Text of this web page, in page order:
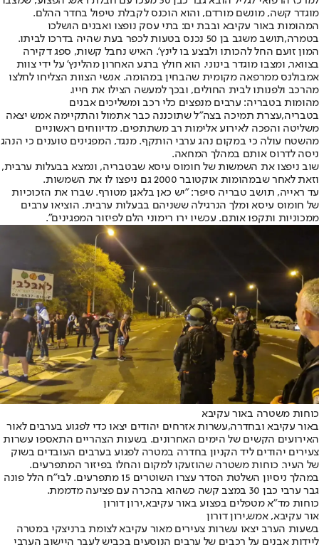
מוגדר קשה, מונשם מורדם, והוא הוכנס לקבלת טיפול בחדר ההלם.
המהומות באור עקיבא ובבת ים: בתי עסק נופצו ואבנים הושלכו
בטמרה,
תושב משגב בן 50 נכנס בטעות לכפר בעת שהיה בדרכו לביתו.
המון זועם החל להכותו ולבצע בו לינץ'. האיש נחבל קשות, ספג דקירה
בצוואר, ומצבו מוגדר בינוני. הוא חולץ ברגע האחרון מהלינץ' על ידי צוות
אמבולנס ממרפאה מקומית שהבחין במהומה. אנשי הצוות הצליחו לחלצו
מהרכב ולפנותו לבית החולים, ובכך למעשה הצילו את חייו.
מהומות בטבריה: ערבים מנפצים כלי רכב ומשליכים אבנים
בטבריה,עצרת תמיכה בצה"ל שתוכננה כבר אתמול והתקיימה אמש יצאה
משליטה והפכה לאירוע אלימות רב משתתפים. מדיווחים ראשוניים
מהשטח עולה כי במקום נהג ערבי הותקף. מנגד, המפגינים טוענים כי הנהג
ניסה לדרוס אותם במהלך המחאה.
שוב ניפצו את השמשות של חומוס עיסא שבטבריה, ונמצא בבעלות ערבית,
וזאת לאחר שבמהומות אוקטובר 2000 גם ניפצו לו את השמשות.
עד ראייה, תושב טבריה סיפר: "יש כאן בלאגן מטורף. שברו את הזכוכיות
של חומוס עיסא ומלך הנרגילה ששניהם בבעלות ערבית. הוציאו ערבים
ממכוניות ותקפו אותם. עכשיו ירו רימוני הלם לפיזור המפגינים".
כוחות משטרה באור עקיבא
באור עקיבא ובחדרה,עשרות אזרחים יהודים יצאו כדי לפגוע בערבים לאור
האירועים הקשים של הימים האחרונים. בשעות הצהריים התאספו עשרות
צעירים יהודים ליד הקניון בחדרה במטרה לפגוע בערבים העובדים בשוק
של העיר. כוחות משטרה שהוזעקו למקום והחלו בפיזור המתפרעים.
במהלך ניסיון השלטת הסדר עצרו השוטרים 15 מתפרעים. לבי"ח הלל פונה
גבר ערבי כבן 30 במצב קשה כשהוא בהכרה עם פציעה מדממת.
כוחות מד"א מטפלים בפצוע באור עקיבא,ירון דורון
אור עקיבא, אמש,ירון דורון
בשעות הערב יצאו עשרות צעירים מאור עקיבא לצומת ברניצקי במטרה
ליידות אבנים על רכבים של ערבים הנוסעים בכביש לעבר היישוב הערבי